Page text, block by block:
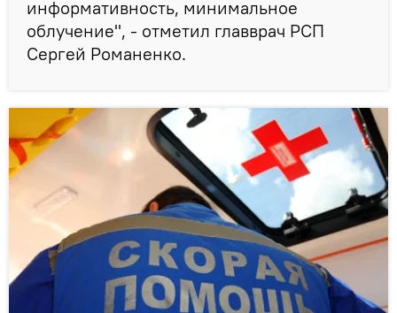
информативность, минимальное
облучение", - отметил главврач РСП
Сергей Романенко.